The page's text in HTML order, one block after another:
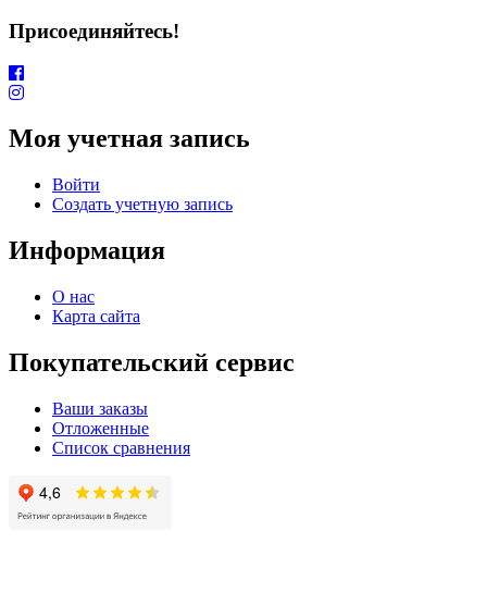
Присоединяйтесь!
Моя учетная запись
Войти
Создать учетную запись
Информация
О нас
Карта сайта
Покупательский сервис
Ваши заказы
Отложенные
Список сравнения